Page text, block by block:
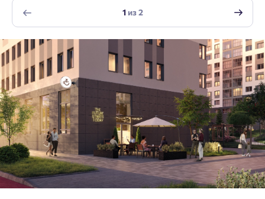
персональных данных
Согласен получать информационную рассылку
Отправить
1из2
зарегистрироваться.
Телефон
Нажимая кнопку «Отправить», вы даёте согласие на обработку
персональных данных.
Подтвердить
Выслать код повторно через 00:58.
Отправить